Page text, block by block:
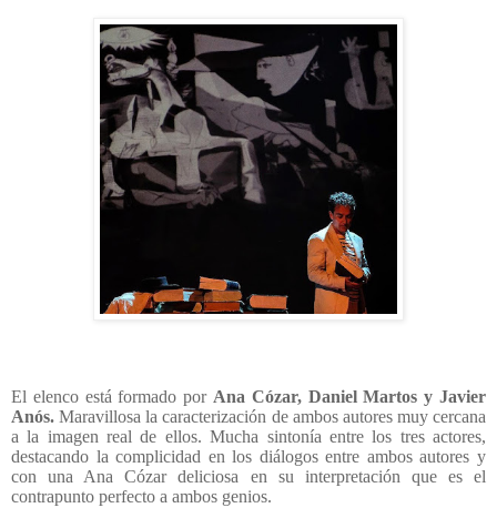
El elenco está formado por Ana Cózar, Daniel Martos y Javier
Anós.Maravillosa la caracterización de ambos autores muy cercana
a la imagen real de ellos. Mucha sintonía entre los tres actores,
destacando la complicidad en los diálogos entre ambos autores y
con una Ana Cózar deliciosa en su interpretación que es el
contrapunto perfecto a ambos genios.